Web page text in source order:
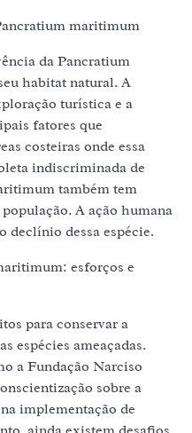
maritimum
da Pancratium
habitat natural. A
turística e a
fatores que
costeiras onde essa
indiscriminada de
também tem
A ação humana
declínio dessa espécie.
esforços e
para conservar a
espécies ameaçadas.
a Fundação Narciso
sobre a
implementação de